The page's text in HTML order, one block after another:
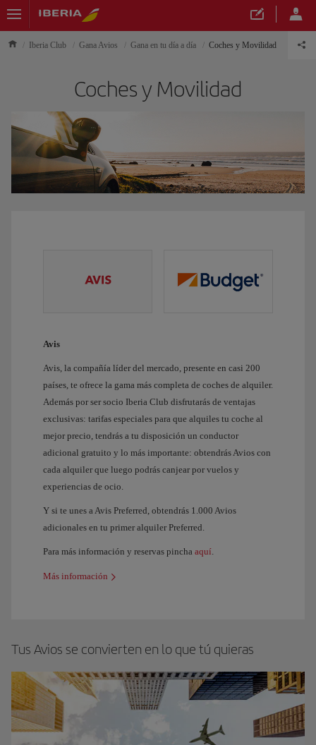
Iberia Club Gana Avios Gana en tu día a día Coches y Movilidad
Coches y Movilidad
Avis
Avis, la compañía líder del mercado, presente en casi 200
países, te ofrece la gama más completa de coches de alquiler.
Además por ser socio Iberia Club disfrutarás de ventajas
exclusivas: tarifas especiales para que alquiles tu coche al
mejor precio, tendrás a tu disposición un conductor
adicional gratuito y lo más importante: obtendrás Avios con
cada alquiler que luego podrás canjear por vuelos y
experiencias de ocio.
Y si te unes a Avis Preferred, obtendrás 1.000 Avios
adicionales en tu primer alquiler Preferred.
Para más información y reservas pincha aquí.
Más información
Tus Avios se convierten en lo que tú quieras